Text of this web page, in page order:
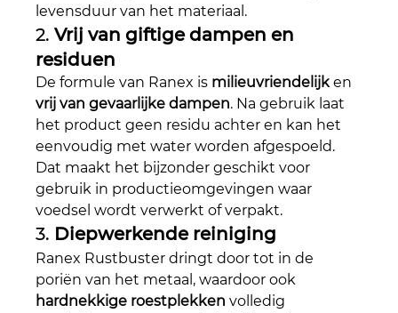
levensduur van het materiaal.
2. Vrij van giftige dampen en
residuen
De formule van Ranex is milieuvriendelijk en
vrij van gevaarlijke dampen. Na gebruik laat
het product geen residu achter en kan het
eenvoudig met water worden afgespoeld.
Dat maakt het bijzonder geschikt voor
gebruik in productieomgevingen waar
voedsel wordt verwerkt of verpakt.
3. Diepwerkende reiniging
Ranex Rustbuster dringt door tot in de
poriën van het metaal, waardoor ook
hardnekkige roestplekken volledig